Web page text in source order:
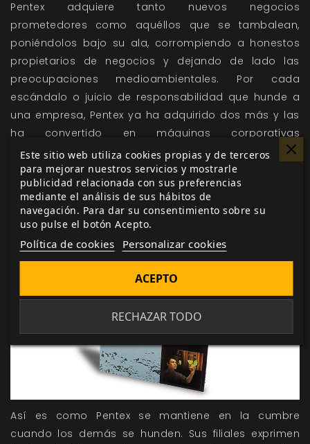
Pentex adquiere tanto nuevos negocios
prometedores como aquéllos que se tambalean,
poniéndolos bajo su ala, corrompiendo a honestos
propietarios de negocios y dejando de lado las
preocupaciones medioambientales. Por cada
escándalo o juicio de responsabilidad que hunde a
una empresa, Pentex ya ha adquirido dos más y las
ha convertido en máquinas corporativas
generadoras de beneficios. Pentex se adapta
utilizando la tecnología más puntera y cada agujero
legal a su disposición para poder cabalgar cualquier
ola financiera.
Así es como Pentex se mantiene en la cumbre
cuando los demás se hunden. Sus filiales exprimen
Este sitio web utiliza cookies propias y de terceros
para mejorar nuestros servicios y mostrarle
publicidad relacionada con sus preferencias
mediante el análisis de sus hábitos de
navegación. Para dar su consentimiento sobre su
uso pulse el botón Acepto.
Política de cookies Personalizar cookies
RECHAZAR TODO
ACEPTO